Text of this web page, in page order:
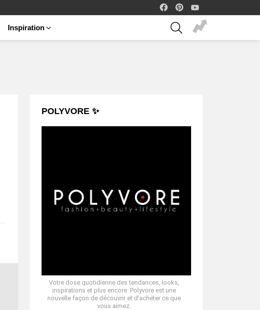
facebook
Inspiration
SEARCH
POLYVORE ✨
Votre dose quotidienne des tendances, looks,
inspirations et plus encore. Polyvore est une
nouvelle façon de découvrir et d’acheter ce que
vous aimez.